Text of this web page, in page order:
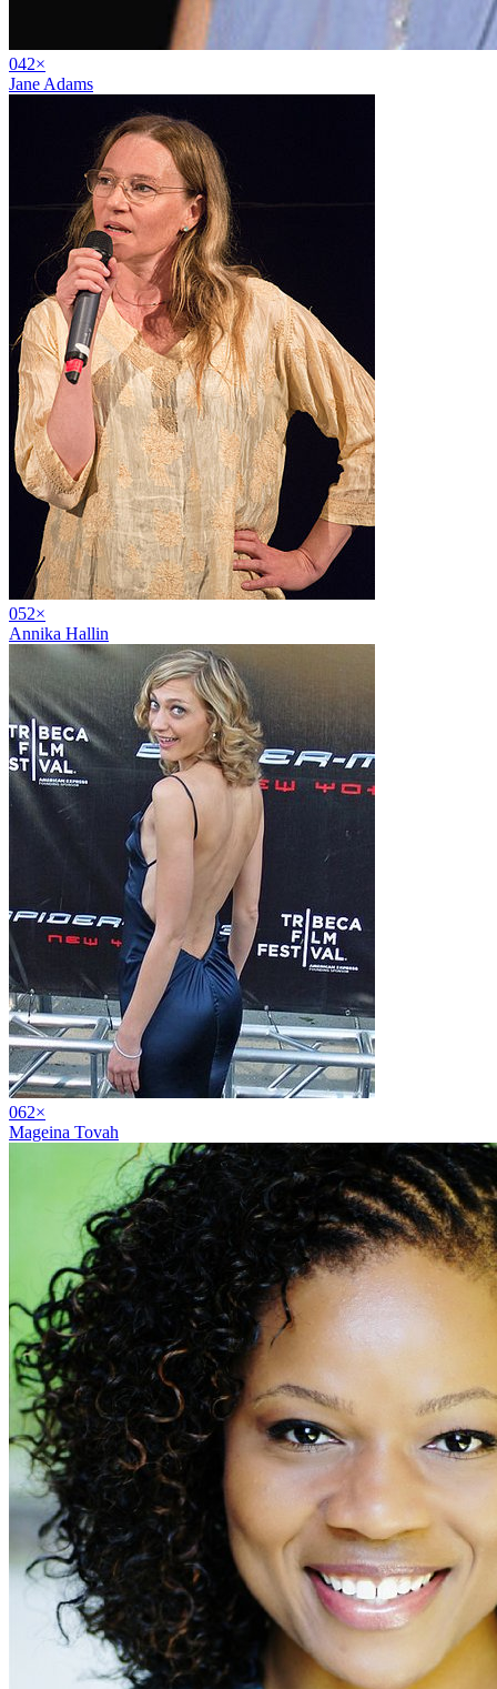
042×
Jane Adams
052×
Annika Hallin
062×
Mageina Tovah